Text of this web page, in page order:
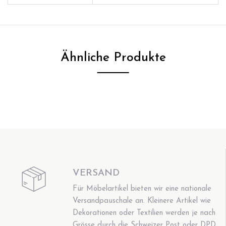
Ähnliche Produkte
VERSAND
Für Möbelartikel bieten wir eine nationale
Versandpauschale an. Kleinere Artikel wie
Dekorationen oder Textilien werden je nach